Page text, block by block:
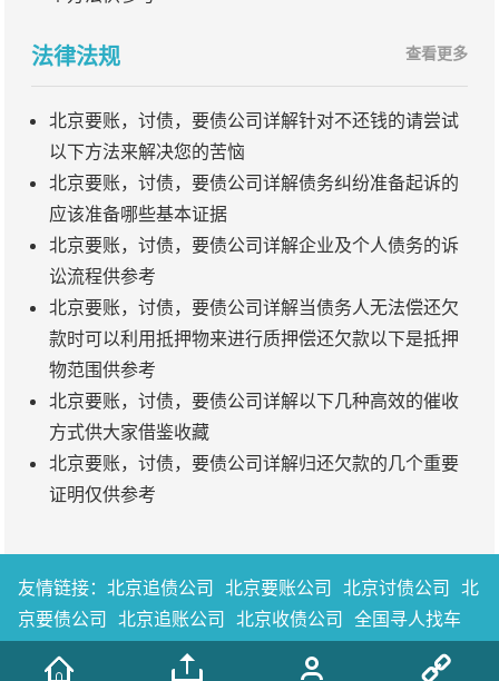
法律法规 查看更多
北京要账，讨债，要债公司详解针对不还钱的请尝试
以下方法来解决您的苦恼
北京要账，讨债，要债公司详解债务纠纷准备起诉的
应该准备哪些基本证据
北京要账，讨债，要债公司详解企业及个人债务的诉
讼流程供参考
北京要账，讨债，要债公司详解当债务人无法偿还欠
款时可以利用抵押物来进行质押偿还欠款以下是抵押
物范围供参考
北京要账，讨债，要债公司详解以下几种高效的催收
方式供大家借鉴收藏
北京要账，讨债，要债公司详解归还欠款的几个重要
证明仅供参考
友情链接： 北京追债公司 北京要账公司 北京讨债公司
北
京要债公司
北京追账公司 北京收债公司 全国寻人找车